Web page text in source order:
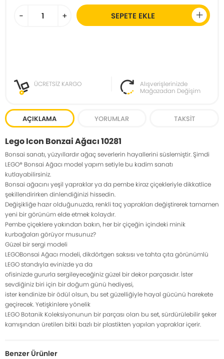
- + SEPETE EKLE
ÜCRETSİZ KARGO
Alışverişlerinizde
Mağazadan Değişim
AÇIKLAMA YORUMLAR TAKSIT
Lego Icon Bonzai Ağacı 10281
Bonsai sanatı, yüzyıllardır ağaç severlerin hayallerini süslemiştir. Şimdi
LEGO® Bonsai Ağacı model yapım setiyle bu kadim sanatı
kutlayabilirsiniz.
Bonsai ağacını yeşil yapraklar ya da pembe kiraz çiçekleriyle dikkatlice
şekillendirirken dinlendiğinizi hissedin.
Değişikliğe hazır olduğunuzda, renkli taç yaprakları değiştirerek tamamen
yeni bir görünüm elde etmek kolaydır.
Pembe çiçeklere yakından bakın, her bir çiçeğin içindeki minik
kurbağaları görüyor musunuz?
Güzel bir sergi modeli
LEGOBonsai Ağacı modeli, dikdörtgen saksısı ve tahta çıta görünümlü
LEGO standıyla evinizde ya da
ofisinizde gururla sergileyeceğiniz güzel bir dekor parçasıdır. İster
sevdiğiniz biri için bir doğum günü hediyesi,
ister kendinize bir ödül olsun, bu set güzelliğiyle hayal gücünü harekete
geçirecek. Yetişkinlere yönelik
LEGO Botanik Koleksiyonunun bir parçası olan bu set, sürdürülebilir şeker
kamışından üretilen bitki bazlı bir plastikten yapılan yapraklar içerir.
Benzer Ürünler